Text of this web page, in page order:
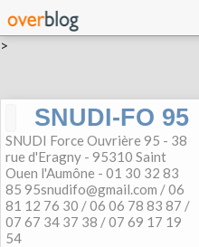
>
SNUDI-FO 95
SNUDI Force Ouvrière 95 - 38
rue d'Eragny - 95310 Saint
Ouen l'Aumône - 01 30 32 83
85 95snudifo@gmail.com / 06
81 12 76 30 / 06 06 78 83 87 /
07 67 34 37 38 / 07 69 17 19
54